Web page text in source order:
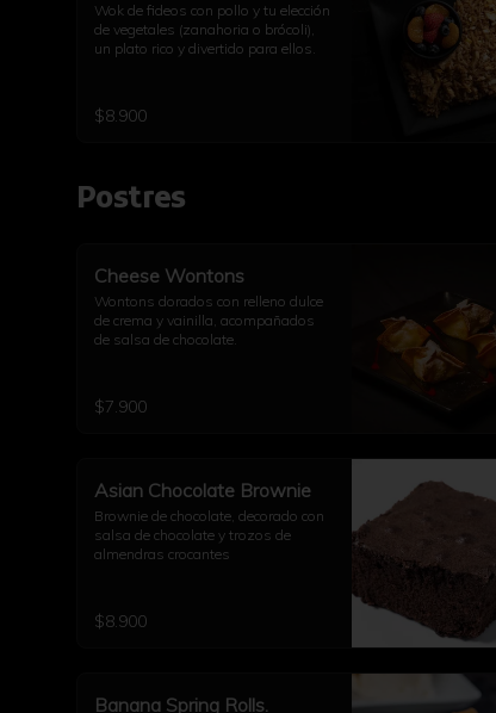
Wok de fideos con pollo y tu elección
de vegetales (zanahoria o brócoli),
un plato rico y divertido para ellos.
$8.900
Postres
Cheese Wontons
Wontons dorados con relleno dulce
de crema y vainilla, acompañados
de salsa de chocolate.
$7.900
Asian Chocolate Brownie
Brownie de chocolate, decorado con
salsa de chocolate y trozos de
almendras crocantes
$8.900
Banana Spring Rolls.